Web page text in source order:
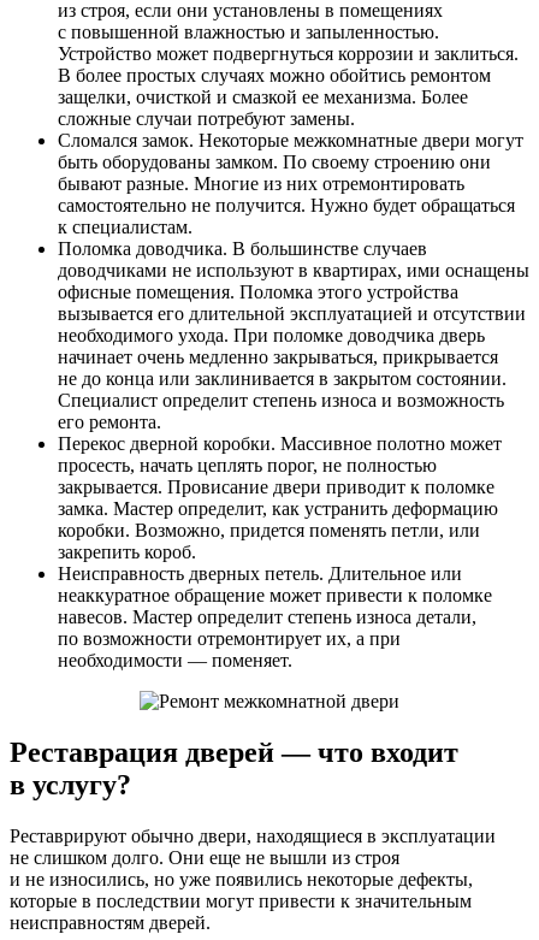
из строя, если они установлены в помещениях
с повышенной влажностью и запыленностью.
Устройство может подвергнуться коррозии и заклиться.
В более простых случаях можно обойтись ремонтом
защелки, очисткой и смазкой ее механизма. Более
сложные случаи потребуют замены.
Сломался замок. Некоторые межкомнатные двери могут
быть оборудованы замком. По своему строению они
бывают разные. Многие из них отремонтировать
самостоятельно не получится. Нужно будет обращаться
к специалистам.
Поломка доводчика. В большинстве случаев
доводчиками не используют в квартирах, ими оснащены
офисные помещения. Поломка этого устройства
вызывается его длительной эксплуатацией и отсутствии
необходимого ухода. При поломке доводчика дверь
начинает очень медленно закрываться, прикрывается
не до конца или заклинивается в закрытом состоянии.
Специалист определит степень износа и возможность
его ремонта.
Перекос дверной коробки. Массивное полотно может
просесть, начать цеплять порог, не полностью
закрывается. Провисание двери приводит к поломке
замка. Мастер определит, как устранить деформацию
коробки. Возможно, придется поменять петли, или
закрепить короб.
Неисправность дверных петель. Длительное или
неаккуратное обращение может привести к поломке
навесов. Мастер определит степень износа детали,
по возможности отремонтирует их, а при
необходимости — поменяет.
Реставрация дверей — что входит
в услугу?
Реставрируют обычно двери, находящиеся в эксплуатации
не слишком долго. Они еще не вышли из строя
и не износились, но уже появились некоторые дефекты,
которые в последствии могут привести к значительным
неисправностям дверей.